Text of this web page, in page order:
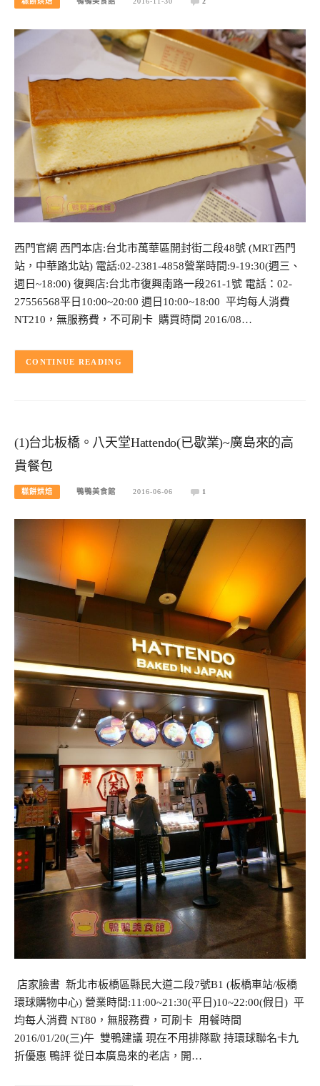
西門官網 西門本店:台北市萬華區開封街二段48號 (MRT西門
站，中華路北站) 電話:02-2381-4858營業時間:9-19:30(週三、
週日~18:00) 復興店:台北市復興南路一段261-1號 電話：02-
27556568平日10:00~20:00 週日10:00~18:00 平均每人消費
NT210，無服務費，不可刷卡 購買時間 2016/08…
CONTINUE READING
(1)台北板橋。八天堂Hattendo(已歇業)~廣島來的高
貴餐包
糕餅烘焙 鴨鴨美食館 2016-06-06 1
店家臉書 新北市板橋區縣民大道二段7號B1 (板橋車站/板橋
環球購物中心) 營業時間:11:00~21:30(平日)10~22:00(假日) 平
均每人消費 NT80，無服務費，可刷卡 用餐時間
2016/01/20(三)午 雙鴨建議 現在不用排隊歐 持環球聯名卡九
折優惠 鴨評 從日本廣島來的老店，開…